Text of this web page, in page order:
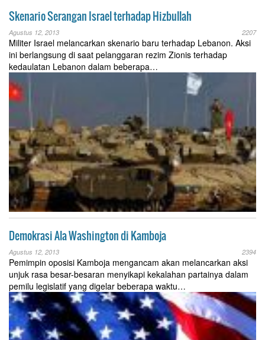
Skenario Serangan Israel terhadap Hizbullah
Agustus 12, 2013 2207
Militer Israel melancarkan skenario baru terhadap Lebanon. Aksi
ini berlangsung di saat pelanggaran rezim Zionis terhadap
kedaulatan Lebanon dalam beberapa…
Demokrasi Ala Washington di Kamboja
Agustus 12, 2013 2394
Pemimpin oposisi Kamboja mengancam akan melancarkan aksi
unjuk rasa besar-besaran menyikapi kekalahan partainya dalam
pemilu legislatif yang digelar beberapa waktu…